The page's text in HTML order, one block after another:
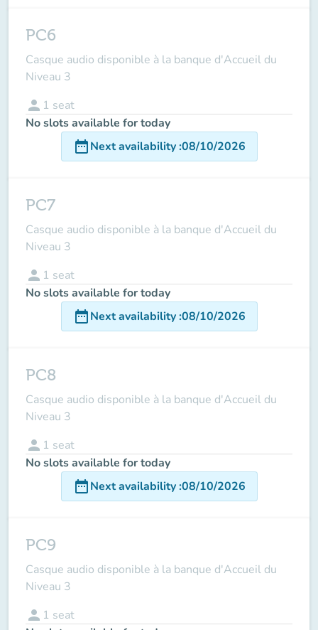
PC6
Casque audio disponible à la banque d'Accueil du
Niveau 3
person 1 seat
No slots available for today
date_rangeNext availability:08/10/2026
PC7
Casque audio disponible à la banque d'Accueil du
Niveau 3
person 1 seat
No slots available for today
date_rangeNext availability:08/10/2026
PC8
Casque audio disponible à la banque d'Accueil du
Niveau 3
person 1 seat
No slots available for today
date_rangeNext availability:08/10/2026
PC9
Casque audio disponible à la banque d'Accueil du
Niveau 3
person 1 seat